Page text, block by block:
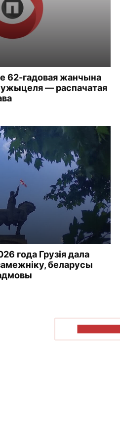
62-гадовая жанчына
— распачатая
года Грузія дала
беларусы